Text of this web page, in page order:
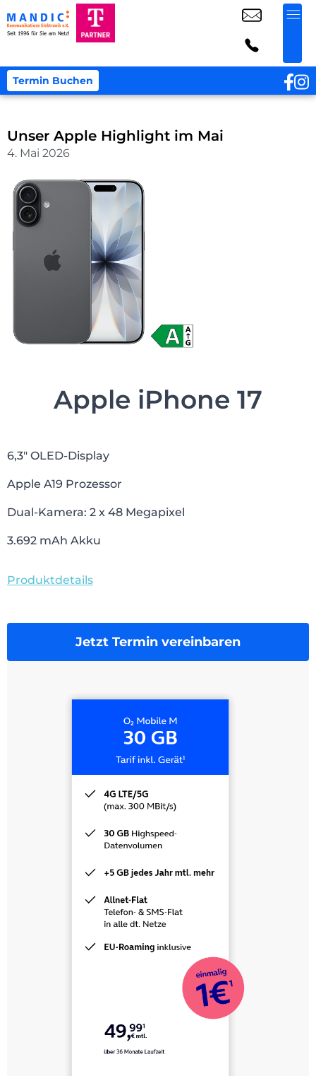
Termin Buchen
Unser Apple Highlight im Mai
4. Mai 2026
Apple iPhone 17
6,3″ OLED-Display
Apple A19 Prozessor
Dual-Kamera: 2 x 48 Megapixel
3.692 mAh Akku
Produktdetails
Jetzt Termin vereinbaren